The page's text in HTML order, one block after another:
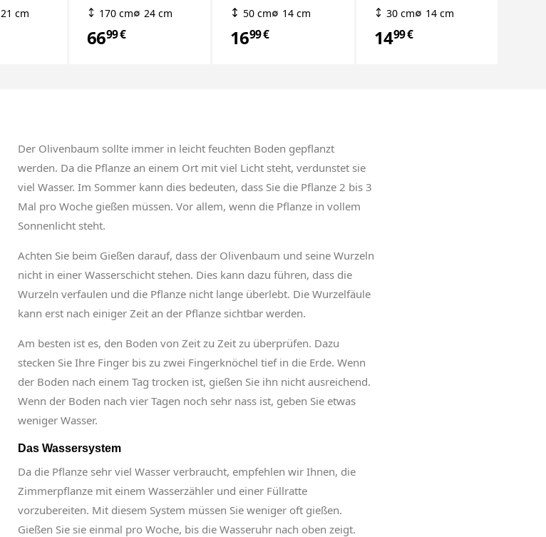
21 cm
170 cm
24 cm
6699 €
50 cm
14 cm
1699 €
30 cm
14 cm
1499 €
Der Olivenbaum sollte immer in leicht feuchten Boden gepflanzt
werden. Da die Pflanze an einem Ort mit viel Licht steht, verdunstet sie
viel Wasser. Im Sommer kann dies bedeuten, dass Sie die Pflanze 2 bis 3
Mal pro Woche gießen müssen. Vor allem, wenn die Pflanze in vollem
Sonnenlicht steht.
Achten Sie beim Gießen darauf, dass der Olivenbaum und seine Wurzeln
nicht in einer Wasserschicht stehen. Dies kann dazu führen, dass die
Wurzeln verfaulen und die Pflanze nicht lange überlebt. Die Wurzelfäule
kann erst nach einiger Zeit an der Pflanze sichtbar werden.
Am besten ist es, den Boden von Zeit zu Zeit zu überprüfen. Dazu
stecken Sie Ihre Finger bis zu zwei Fingerknöchel tief in die Erde. Wenn
der Boden nach einem Tag trocken ist, gießen Sie ihn nicht ausreichend.
Wenn der Boden nach vier Tagen noch sehr nass ist, geben Sie etwas
weniger Wasser.
Das Wassersystem
Da die Pflanze sehr viel Wasser verbraucht, empfehlen wir Ihnen, die
Zimmerpflanze mit einem Wasserzähler und einer Füllratte
vorzubereiten. Mit diesem System müssen Sie weniger oft gießen.
Gießen Sie sie einmal pro Woche, bis die Wasseruhr nach oben zeigt.